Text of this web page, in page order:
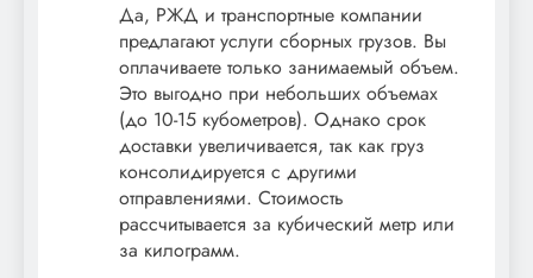
Да, РЖД и транспортные компании
предлагают услуги сборных грузов. Вы
оплачиваете только занимаемый объем.
Это выгодно при небольших объемах
(до 10-15 кубометров). Однако срок
доставки увеличивается, так как груз
консолидируется с другими
отправлениями. Стоимость
рассчитывается за кубический метр или
за килограмм.